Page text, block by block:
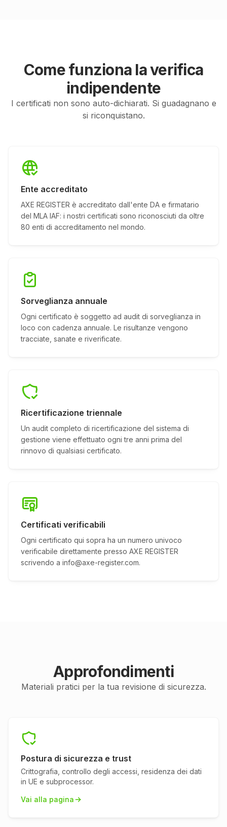
Come funziona la verifica
indipendente
I certificati non sono auto-dichiarati. Si guadagnano e
si riconquistano.
Ente accreditato
AXE REGISTER è accreditato dall'ente DA e firmatario
del MLA IAF: i nostri certificati sono riconosciuti da oltre
80 enti di accreditamento nel mondo.
Sorveglianza annuale
Ogni certificato è soggetto ad audit di sorveglianza in
loco con cadenza annuale. Le risultanze vengono
tracciate, sanate e riverificate.
Ricertificazione triennale
Un audit completo di ricertificazione del sistema di
gestione viene effettuato ogni tre anni prima del
rinnovo di qualsiasi certificato.
Certificati verificabili
Ogni certificato qui sopra ha un numero univoco
verificabile direttamente presso AXE REGISTER
scrivendo a info@axe-register.com.
Approfondimenti
Materiali pratici per la tua revisione di sicurezza.
Postura di sicurezza e trust
Crittografia, controllo degli accessi, residenza dei dati
in UE e subprocessor.
Vai alla pagina